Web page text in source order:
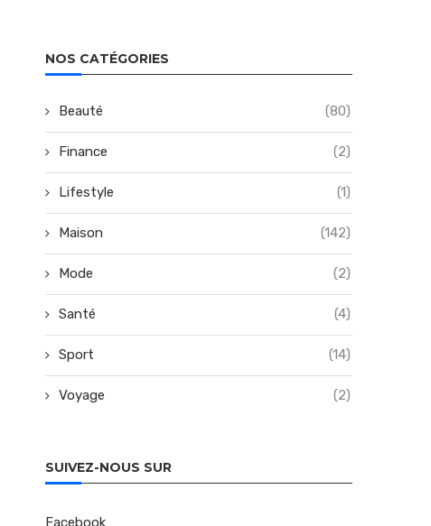
NOS CATÉGORIES
Beauté (80)
Finance (2)
Lifestyle (1)
Maison (142)
Mode (2)
Santé (4)
Sport (14)
Voyage (2)
SUIVEZ-NOUS SUR
Facebook